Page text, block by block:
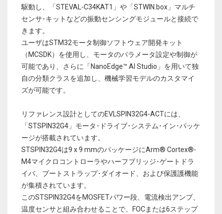
駆動し、「STEVAL-C34KAT1」や「STWIN.box」マルチ
センサ･キットなどの振動センシングモジュールと接続で
きます。
ユーザはSTM32モータ制御ソフトウェア開発キット
（MCSDK）を使用し、モータのパラメータ設定や制御が
可能であり、さらに「NanoEdge™ AI Studio」を用いて独
自の分類クラスを追加し、機械学習モデルのカスタマイ
ズが可能です。
リファレンス設計としてのEVLSPIN32G4-ACTには、
「STSPIN32G4」モータ･ドライブ･システム･イン･パッケ
ージが搭載されています。
STSPIN32G4は9 x 9 mmのパッケージにArm® Cortex®-
M4マイクロコントローラやハーフブリッジ･ゲートドラ
イバ、ブートストラップ･ダイオード、および保護護機能
が集積されています。
このSTSPIN32G4をMOSFETパワー段、電流検出アンプ、
温度センサと組み合わせることで、FOCまたは6ステップ